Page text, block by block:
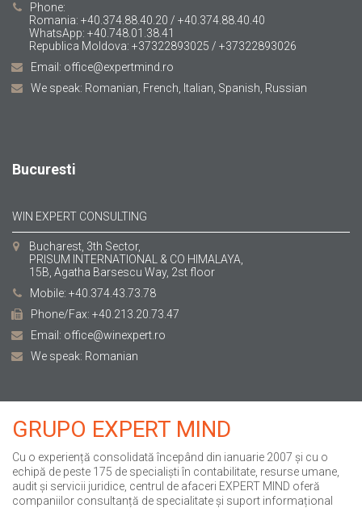
Phone:
Romania: +40.374.88.40.20 / +40.374.88.40.40
WhatsApp: +40.748.01.38.41
Republica Moldova: +37322893025 / +37322893026
Email: office@expertmind.ro
We speak: Romanian, French, Italian, Spanish, Russian
Bucuresti
WIN EXPERT CONSULTING
Bucharest, 3th Sector,
PRISUM INTERNATIONAL & CO HIMALAYA,
15B, Agatha Barsescu Way, 2st floor
Mobile: +40.374.43.73.78
Phone/Fax: +40.213.20.73.47
Email: office@winexpert.ro
We speak: Romanian
GRUPO EXPERT MIND
Cu o experiență consolidată începând din ianuarie 2007 și cu o
echipă de peste 175 de specialiști în contabilitate, resurse umane,
audit și servicii juridice, centrul de afaceri EXPERT MIND oferă
companiilor consultanță de specialitate și suport informațional